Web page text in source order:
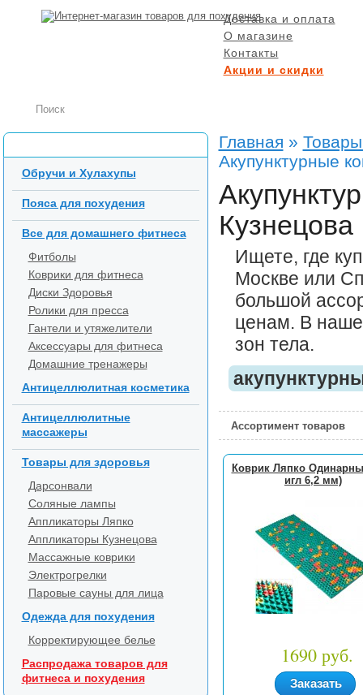
Доставка и оплата
О магазине
Контакты
Акции и скидки
Главная »
Акупунктурные
Кузнецова
Ищете, где
Москве или
большой
ценам. В
зон тела.
Ассортимент товаров
Коврик Ляпко
игл 6,2 мм)
1690 руб.
Заказать
Обручи и Хулахупы
Пояса для похудения
Все для домашнего фитнеса
Фитболы
Коврики для фитнеса
Диски Здоровья
Ролики для пресса
Гантели и утяжелители
Аксессуары для фитнеса
Домашние тренажеры
Антицеллюлитная косметика
Антицеллюлитные
массажеры
Товары для здоровья
Дарсонвали
Соляные лампы
Аппликаторы Ляпко
Аппликаторы Кузнецова
Массажные коврики
Электрогрелки
Паровые сауны для лица
Одежда для похудения
Корректирующее белье
Распродажа товаров для
фитнеса и похудения